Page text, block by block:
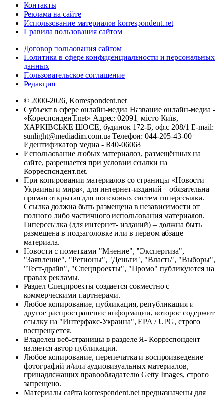
Контакты
Реклама на сайте
Использование материалов korrespondent.net
Правила пользования сайтом
Договор пользования сайтом
Политика в сфере конфиденциальности и персональных
данных
Пользовательское соглашение
Редакция
© 2000-2026, Korrespondent.net
Субъект в сфере онлайн-медиа Название онлайн-медиа -
«КореспонденТ.net» Адрес: 02091, місто Київ,
ХАРКІВСЬКЕ ШОСЕ, будинок 172-Б, офіс 208/1 E-mail:
sunlight@mediadim.com.ua Телефон: 044-205-43-00
Идентификатор медиа - R40-06068
Использование любых материалов, размещённых на
сайте, разрешается при условии ссылки на
Корреспондент.net.
При копировании материалов со страницы «Новости
Украины и мира», для интернет-изданий – обязательна
прямая открытая для поисковых систем гиперссылка.
Ссылка должна быть размещена в независимости от
полного либо частичного использования материалов.
Гиперссылка (для интернет- изданий) – должна быть
размещена в подзаголовке или в первом абзаце
материала.
Новости с пометками "Мнение", "Экспертиза",
"Заявление", "Регионы", "Деньги", "Власть", "Выборы",
"Тест-драйв", "Спецпроекты", "Промо" публикуются на
правах рекламы.
Раздел Спецпроекты создается совместно с
коммерческими партнерами.
Любое копирование, публикация, републикация и
другое распространение информации, которое содержит
ссылку на "Интерфакс-Украина", EPA / UPG, строго
воспрещается.
Владелец веб-страницы в разделе Я- Корреспондент
является автор публикации.
Любое копирование, перепечатка и воспроизведение
фотографий и/или аудиовизуальных материалов,
принадлежащих правообладателю Getty Images, строго
запрещено.
Материалы сайта korrespondent.net предназначены для